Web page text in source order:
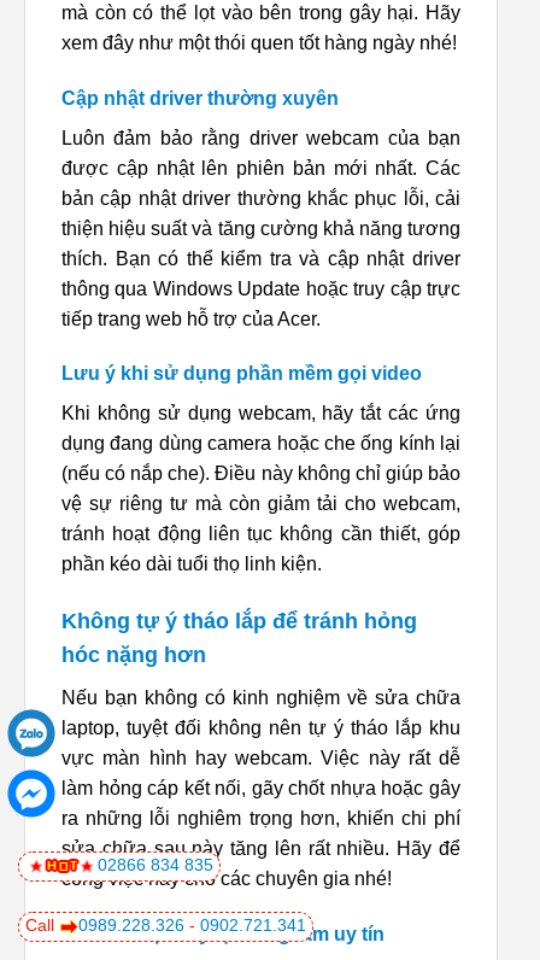
mà còn có thể lọt vào bên trong gây hại. Hãy
xem đây như một thói quen tốt hàng ngày nhé!
Cập nhật driver thường xuyên
Luôn đảm bảo rằng driver webcam của bạn
được cập nhật lên phiên bản mới nhất. Các
bản cập nhật driver thường khắc phục lỗi, cải
thiện hiệu suất và tăng cường khả năng tương
thích. Bạn có thể kiểm tra và cập nhật driver
thông qua Windows Update hoặc truy cập trực
tiếp trang web hỗ trợ của Acer.
Lưu ý khi sử dụng phần mềm gọi video
Khi không sử dụng webcam, hãy tắt các ứng
dụng đang dùng camera hoặc che ống kính lại
(nếu có nắp che). Điều này không chỉ giúp bảo
vệ sự riêng tư mà còn giảm tải cho webcam,
tránh hoạt động liên tục không cần thiết, góp
phần kéo dài tuổi thọ linh kiện.
Không tự ý tháo lắp để tránh hỏng
hóc nặng hơn
Nếu bạn không có kinh nghiệm về sửa chữa
laptop, tuyệt đối không nên tự ý tháo lắp khu
vực màn hình hay webcam. Việc này rất dễ
làm hỏng cáp kết nối, gãy chốt nhựa hoặc gây
ra những lỗi nghiêm trọng hơn, khiến chi phí
sửa chữa sau này tăng lên rất nhiều. Hãy để
công việc này cho các chuyên gia nhé!
Kiểm tra định kỳ tại trung tâm uy tín
Call 0989.228.326 - 0902.721.341
02866 834 835